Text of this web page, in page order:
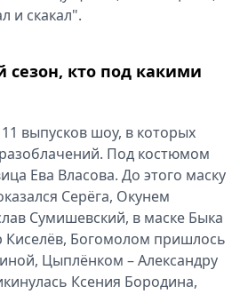
и скакал".
кто под какими
выпусков шоу, в которых
Под костюмом
Ева Власова. До этого маску
Серёга, Окунем
Сумишевский, в маске Быка
Киселёв, Богомолом пришлось
Цыплёнком – Александру
Ксения Бородина,